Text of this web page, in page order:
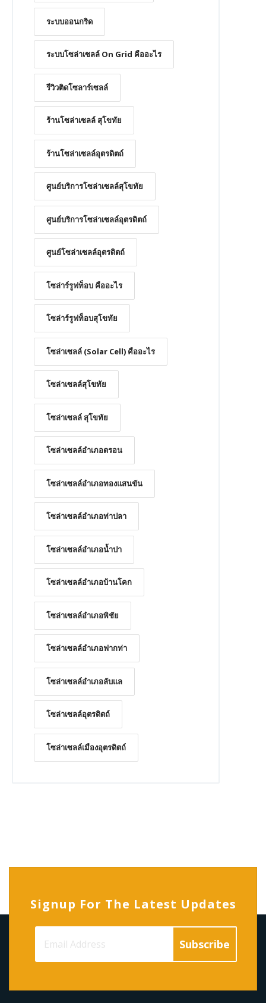
ระบบออนกริด
ระบบโซล่าเซลล์ On Grid คืออะไร
รีวิวติดโซลาร์เซลล์
ร้านโซล่าเซลล์ สุโขทัย
ร้านโซล่าเซลล์อุตรดิตถ์
ศูนย์บริการโซล่าเซลล์สุโขทัย
ศูนย์บริการโซล่าเซลล์อุตรดิตถ์
ศูนย์โซล่าเซลล์อุตรดิตถ์
โซล่าร์รูฟท็อบ คืออะไร
โซล่าร์รูฟท็อบสุโขทัย
โซล่าเซลล์ (Solar Cell) คืออะไร
โซล่าเซลล์สุโขทัย
โซล่าเซลล์ สุโขทัย
โซล่าเซลล์อำเภอตรอน
โซล่าเซลล์อำเภอทองแสนขัน
โซล่าเซลล์อำเภอท่าปลา
โซล่าเซลล์อำเภอน้ำปา
โซล่าเซลล์อำเภอบ้านโคก
โซล่าเซลล์อำเภอพิชัย
โซล่าเซลล์อำเภอฟากท่า
โซล่าเซลล์อำเภอลับแล
โซล่าเซลล์อุตรดิตถ์
โซล่าเซลล์เมืองอุตรดิตถ์
Signup For The Latest Updates